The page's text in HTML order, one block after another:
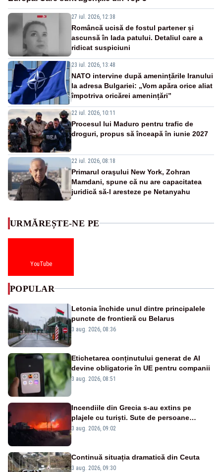
27 iul. 2026, 12:38
Româncă ucisă de fostul partener și
ascunsă în lada patului. Detaliul care a
ridicat suspiciuni
23 iul. 2026, 13:48
NATO intervine după amenințările Iranului
la adresa Bulgariei: „Vom apăra orice aliat
împotriva oricărei amenințări”
22 iul. 2026, 10:11
Procesul lui Maduro pentru trafic de
droguri, propus să înceapă în iunie 2027
22 iul. 2026, 08:18
Primarul oraşului New York, Zohran
Mamdani, spune că nu are capacitatea
juridică să-l aresteze pe Netanyahu
URMĂREȘTE-NE PE
YouTube
POPULAR
Letonia închide unul dintre principalele
puncte de frontieră cu Belarus
3 aug. 2026, 08:36
Etichetarea conținutului generat de AI
devine obligatorie în UE pentru companii
3 aug. 2026, 08:51
Incendiile din Grecia s-au extins pe
plajele cu turiști. Sute de persoane
evacuate pe mare, drumuri blocate de
3 aug. 2026, 09:02
Continuă situația dramatică din Ceuta
3 aug. 2026, 09:30